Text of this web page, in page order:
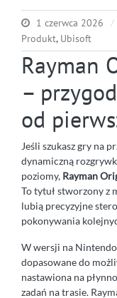
1 czerwca 2026
Produkt, Ubisoft
Rayman
–
od
Jeśli szukasz gry na
dynamiczną
poziomy, Rayman
To tytuł stworzony z
lubią precyzyjne
pokonywania
W wersji na
dopasowane do
nastawiona na
zadań na trasie.